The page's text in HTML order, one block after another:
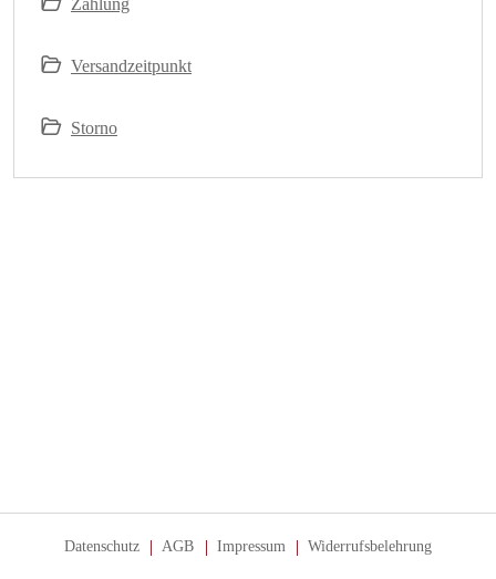
Zahlung
Versandzeitpunkt
Storno
Datenschutz AGB Impressum Widerrufsbelehrung